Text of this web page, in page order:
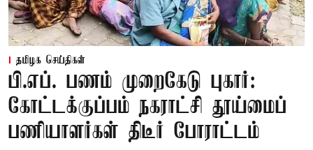
தமிழக செய்திகள்
பி.எப். பணம் முறைகேடு புகார்:
கோட்டக்குப்பம் நகராட்சி தூய்மைப்
பணியாளர்கள் திடீர் போராட்டம்